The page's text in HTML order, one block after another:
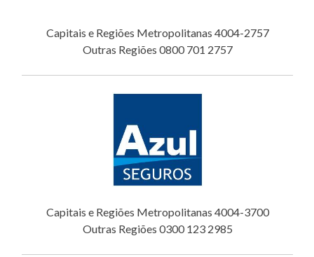
Capitais e Regiões Metropolitanas 4004-2757
Outras Regiões 0800 701 2757
Capitais e Regiões Metropolitanas 4004-3700
Outras Regiões 0300 123 2985